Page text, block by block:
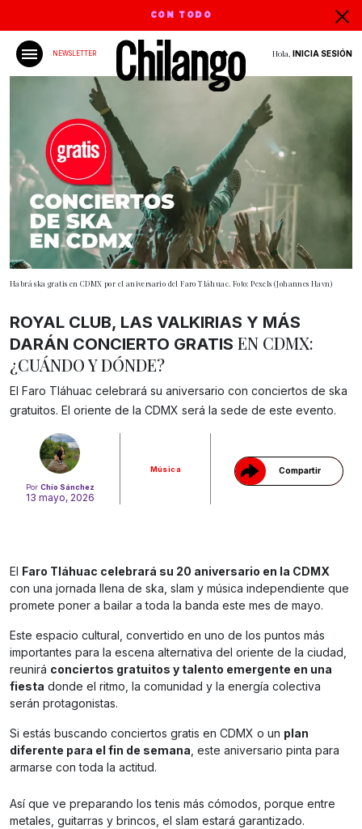
CON TODO
NEWSLETTER Hola, INICIA SESIÓN
Habrá ska gratis en CDMX por el aniversario del Faro Tláhuac. Foto: Pexels (Johannes Havn)
Por Chío Sánchez
13 mayo, 2026
Música Compartir
Gracias!
ROYAL CLUB, LAS VALKIRIAS Y MÁS
DARÁN CONCIERTO GRATIS EN CDMX:
¿CUÁNDO Y DÓNDE?
El Faro Tláhuac celebrará su aniversario con conciertos de ska
gratuitos. El oriente de la CDMX será la sede de este evento.
El
Faro Tláhuac celebrará su 20 aniversario en la CDMX
con una jornada llena de ska, slam y música independiente que
promete poner a bailar a toda la banda este mes de mayo.
Este espacio cultural, convertido en uno de los puntos más
importantes para la escena alternativa del oriente de la ciudad,
reunirá conciertos gratuitos y talento emergente en una
fiesta donde el ritmo, la comunidad y la energía colectiva
serán protagonistas.
Si estás buscando conciertos gratis en CDMX o un plan
diferente para el fin de semana, este aniversario pinta para
armarse con toda la actitud.
Así que ve preparando los tenis más cómodos, porque entre
metales, guitarras y brincos, el slam estará garantizado.